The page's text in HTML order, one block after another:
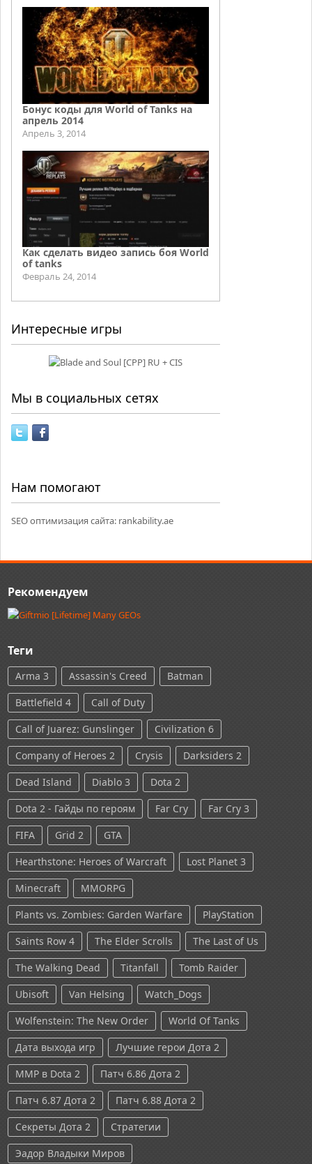
Бонус коды для World of Tanks на
апрель 2014
Апрель 3, 2014
Как сделать видео запись боя World
of tanks
Февраль 24, 2014
Интересные игры
Мы в социальных сетях
Нам помогают
SEO оптимизация сайта: rankability.ae
Рекомендуем
Теги
Arma 3 Assassin's Creed
Batman
Battlefield 4
Call of Duty
Call of Juarez: Gunslinger
Civilization 6
Company of Heroes 2
Crysis
Darksiders 2
Dead Island
Diablo 3
Dota 2
Dota 2 - Гайды по героям
Far Cry
Far Cry 3
FIFA
Grid 2
GTA
Hearthstone: Heroes of Warcraft
Lost Planet 3
Minecraft
MMORPG
Plants vs. Zombies: Garden Warfare
PlayStation
Saints Row 4
The Elder Scrolls
The Last of Us
The Walking Dead
Titanfall
Tomb Raider
Ubisoft
Van Helsing
Watch_Dogs
Wolfenstein: The New Order
World Of Tanks
Дата выхода игр
Лучшие герои Дота 2
ММР в Dota 2
Патч 6.86 Дота 2
Патч 6.87 Дота 2
Патч 6.88 Дота 2
Секреты Дота 2
Стратегии
Эадор Владыки Миров